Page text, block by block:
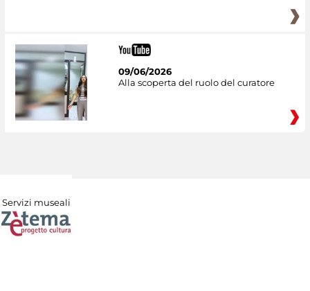
09/06/2026
Alla scoperta del ruolo del curatore
Servizi museali